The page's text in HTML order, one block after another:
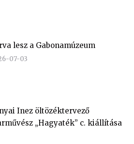
lesz a Gabonamúzeum
07-03
Inez öltözéktervező
„Hagyaték” c. kiállítása